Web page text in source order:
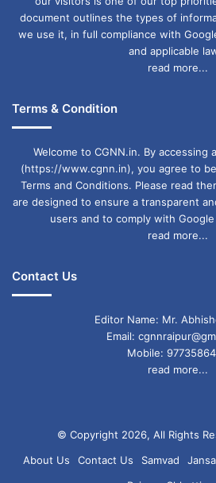
document outlines the types of
we use it, in full compliance with
and applicable
read more...
Terms & Condition
Welcome to CGNN.in. By accessing
(https://www.cgnn.in), you agree to
Terms and Conditions. Please read
are designed to ensure a transparent
users and to comply with
read more...
Contact Us
Editor Name: Mr.
Email:
Mobile:
read more...
© Copyright 2026, All Rights
About Us
Contact Us Samvad